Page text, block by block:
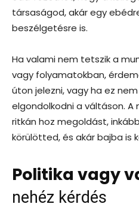
társaságod, akár egy
beszélgetésre is.
Ha valami nem tetszik a
vagy folyamatokban,
úton jelezni, vagy ha ez
elgondolkodni a váltáson. A
ritkán hoz megoldást,
körülötted, és akár bajba is
Politika vagy
nehéz kérdés